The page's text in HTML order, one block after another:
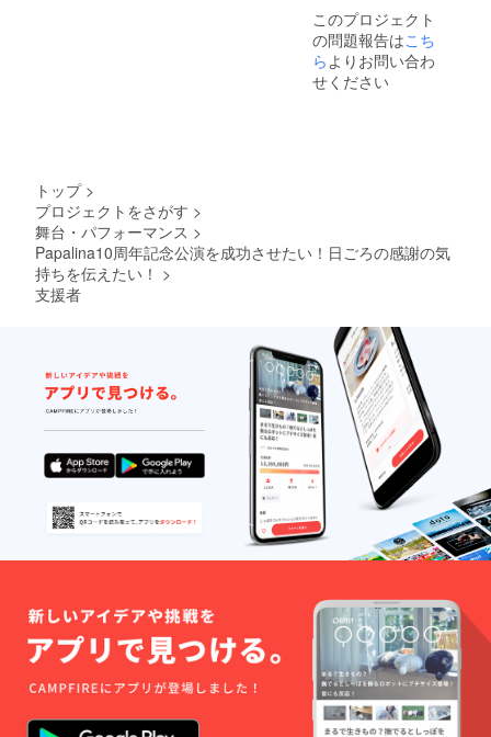
＊ブレ
スレッ
ト→ご
登録い
ただい
アンを
イメー
商品サ
イズ: 内
径1.3-
1.5cm,
約2-
3cm (サ
イズに
前後が
生じま
す。)
このプロジェクト
の問題報告はこち
ら よりお問い合わ
せください
トップ >
プロジェクトをさがす >
舞台・パフォーマンス >
Papalina10周年記念公演を成功させたい！日ごろの感謝の気
持ちを伝えたい！ >
支援者